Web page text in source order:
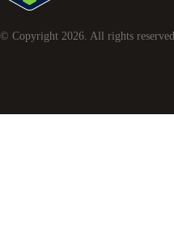
© Copyright 2026 . All rights reserved.